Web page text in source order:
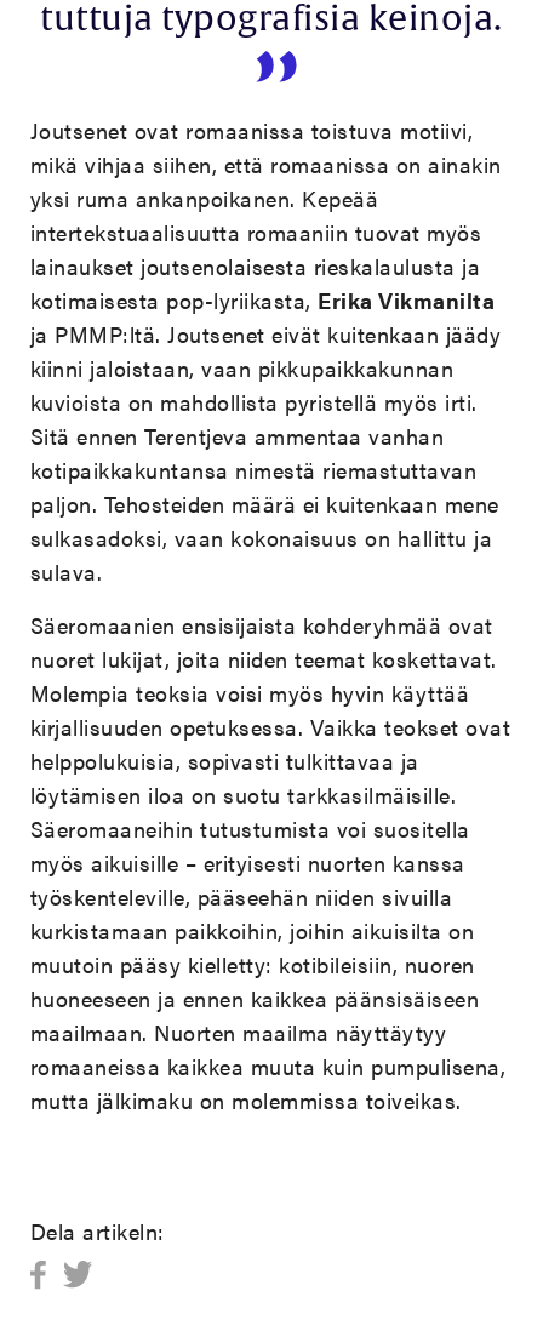
tuttuja typografisia keinoja.
Joutsenet ovat romaanissa toistuva motiivi,
mikä vihjaa siihen, että romaanissa on ainakin
yksi ruma ankanpoikanen. Kepeää
intertekstuaalisuutta romaaniin tuovat myös
lainaukset joutsenolaisesta rieskalaulusta ja
kotimaisesta pop-lyriikasta, Erika Vikmanilta
ja PMMP:ltä. Joutsenet eivät kuitenkaan jäädy
kiinni jaloistaan, vaan pikkupaikkakunnan
kuvioista on mahdollista pyristellä myös irti.
Sitä ennen Terentjeva ammentaa vanhan
kotipaikkakuntansa nimestä riemastuttavan
paljon. Tehosteiden määrä ei kuitenkaan mene
sulkasadoksi, vaan kokonaisuus on hallittu ja
sulava.
Säeromaanien ensisijaista kohderyhmää ovat
nuoret lukijat, joita niiden teemat koskettavat.
Molempia teoksia voisi myös hyvin käyttää
kirjallisuuden opetuksessa. Vaikka teokset ovat
helppolukuisia, sopivasti tulkittavaa ja
löytämisen iloa on suotu tarkkasilmäisille.
Säeromaaneihin tutustumista voi suositella
myös aikuisille – erityisesti nuorten kanssa
työskenteleville, pääseehän niiden sivuilla
kurkistamaan paikkoihin, joihin aikuisilta on
muutoin pääsy kielletty: kotibileisiin, nuoren
huoneeseen ja ennen kaikkea päänsisäiseen
maailmaan. Nuorten maailma näyttäytyy
romaaneissa kaikkea muuta kuin pumpulisena,
mutta jälkimaku on molemmissa toiveikas.
Dela artikeln: